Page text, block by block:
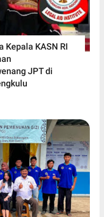
Kepala KASN RI
JPT di